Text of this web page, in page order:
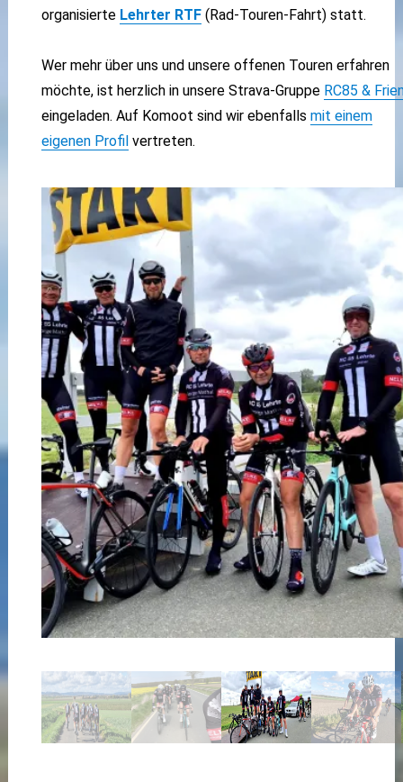
organisierte Lehrter RTF (Rad-Touren-Fahrt) statt.
Wer mehr über uns und unsere offenen Touren erfahren
möchte, ist herzlich in unsere Strava-Gruppe RC85 &
eingeladen. Auf Komoot sind wir ebenfalls mit einem
eigenen Profilvertreten.